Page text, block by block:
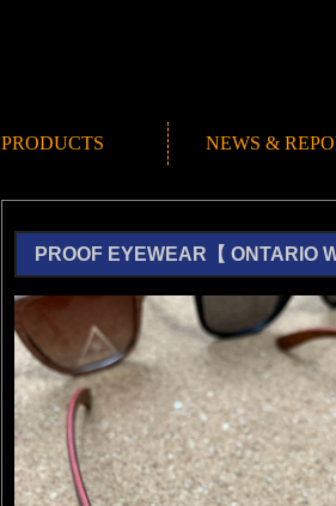
PRODUCTS NEWS &
PROOF EYEWEAR【 ONTARIO